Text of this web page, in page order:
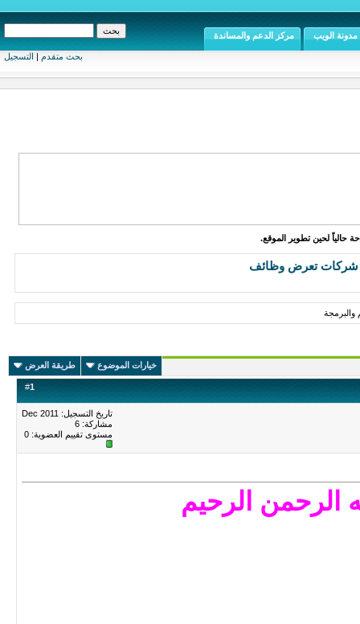
بحث متقدم | التسجيل
مدونة الويب مركز الدعم والمساندة
حالياً لحين تطوير الموقع.
شركات تعرض وظائف
خيارات الموضوع طريقة العرض
#1
تاريخ التسجيل: Dec 2011
مشاركة: 6
مستوى تقييم العضوية: 0
الرحمن الرحيم